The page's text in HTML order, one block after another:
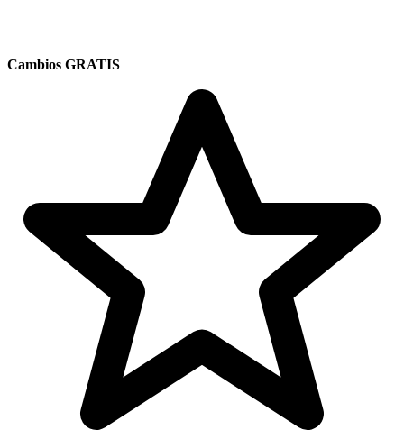
Cambios GRATIS